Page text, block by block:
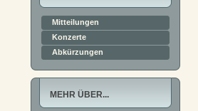
Mitteilungen
Konzerte
Abkürzungen
MEHR ÜBER...